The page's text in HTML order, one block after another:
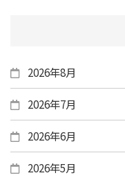
2026年8月
2026年7月
2026年6月
2026年5月